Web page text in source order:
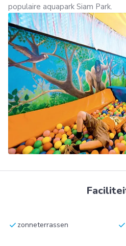
populaire aquapark Siam Park.
check zonneterrassen check